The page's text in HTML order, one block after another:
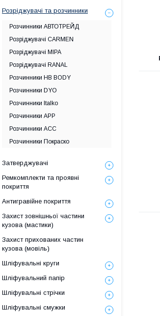
Розріджувачі та розчинники
Розчинники АВТОТРЕЙД
Розріджувачі CARMEN
Розріджувачі MIPA
Розріджувачі RANAL
Розчинники HB BODY
Розчинники DYO
Розчинники Italko
Розчинники APP
Розчинники ACC
Розчинники Покраско
Затверджувачі
Ремкомплекти та проявні
покриття
Антигравійне покриття
Захист зовнішньої частини
кузова (мастики)
Захист прихованих частин
кузова (мовіль)
Шліфувальні круги
Шліфувальний папір
Шліфувальні стрічки
Шліфувальні смужки